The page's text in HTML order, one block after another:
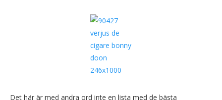
Det här är med andra ord inte en lista med de bästa